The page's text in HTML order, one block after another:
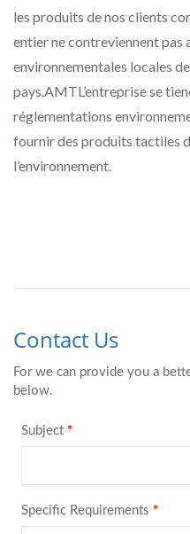
les produits de nos clients
entier ne contreviennent pas
environnementales locales
pays.AMTL’entreprise se
réglementations
fournir des produits tactiles
l’environnement.